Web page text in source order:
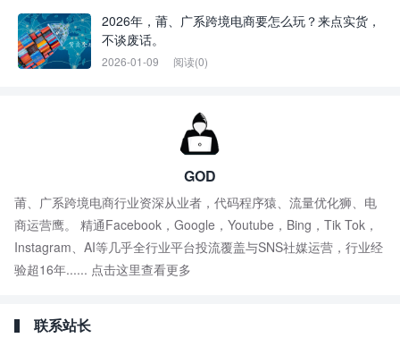
2026年，莆、广系跨境电商要怎么玩？来点实货，
不谈废话。
2026-01-09 阅读(0)
GOD
莆、广系跨境电商行业资深从业者，代码程序猿、流量优化狮、电
商运营鹰。 精通Facebook，Google，Youtube，Bing，Tik Tok，
Instagram、AI等几乎全行业平台投流覆盖与SNS社媒运营，行业经
验超16年...... 点击这里查看更多
联系站长